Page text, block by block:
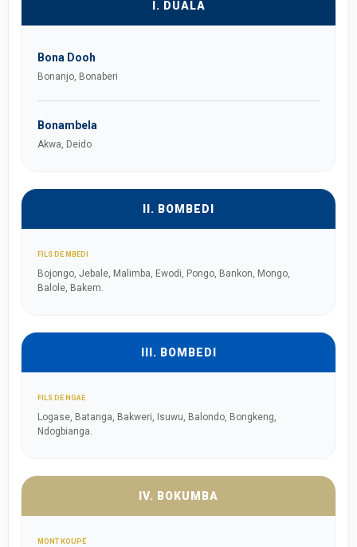
I. DUALA
Bona Dooh
Bonanjo, Bonaberi
Bonambela
Akwa, Deido
II. BOMBEDI
FILS DE MBEDI
Bojongo, Jebale, Malimba, Ewodi, Pongo, Bankon, Mongo,
Balole, Bakem.
III. BOMBEDI
FILS DE NGAE
Logase, Batanga, Bakweri, Isuwu, Balondo, Bongkeng,
Ndogbianga.
IV. BOKUMBA
MONT KOUPÉ